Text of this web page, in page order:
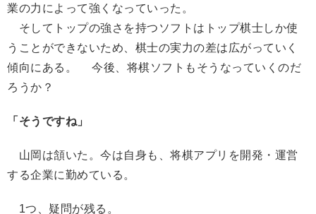
業の力によって強くなっていった。
そしてトップの強さを持つソフトはトップ棋士しか使
うことができないため、棋士の実力の差は広がっていく
傾向にある。 今後、将棋ソフトもそうなっていくのだ
ろうか？
「そうですね」
山岡は頷いた。今は自身も、将棋アプリを開発・運営
する企業に勤めている。
1つ、疑問が残る。